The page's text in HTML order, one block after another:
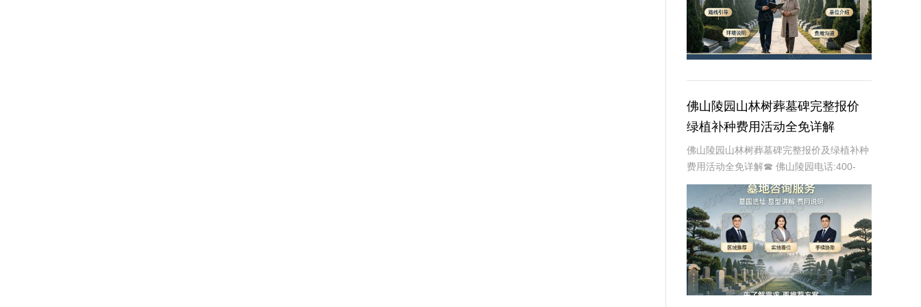
佛山陵园山林树葬墓碑完整报价
绿植补种费用活动全免详解
佛山陵园山林树葬墓碑完整报价及绿植补种
费用活动全免详解☎ 佛山陵园电话:400-
838-5063在现代社会，随着人们对生态环
境和自然和谐的追求日益增强，树葬作为一
种环保、节地、生态的殡葬方式，逐渐受